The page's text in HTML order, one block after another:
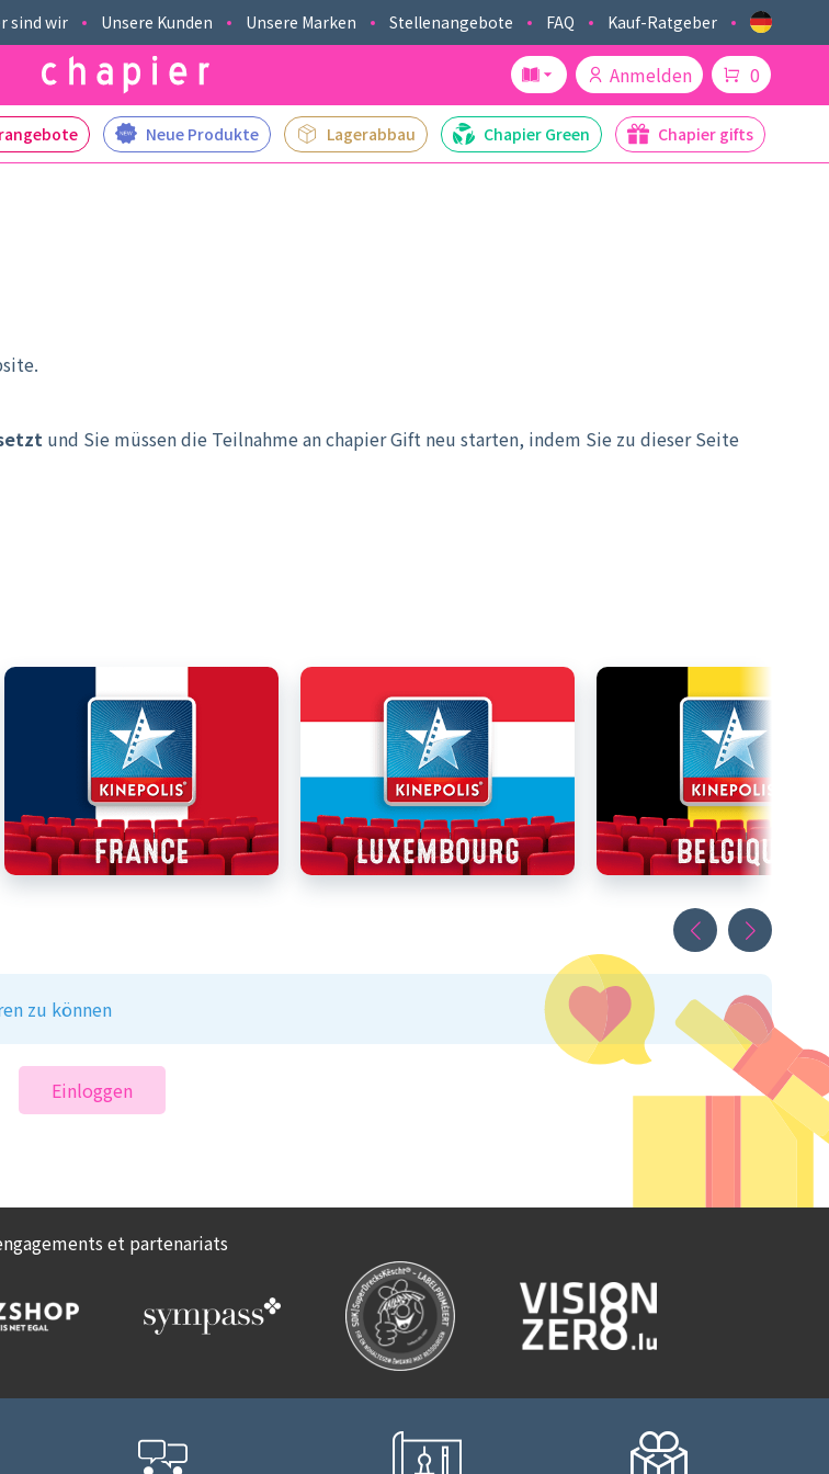
sind wir Unsere Kunden Unsere Marken Stellenangebote FAQ Kauf-Ratgeber
Anmelden 0
Neue Produkte Lagerabbau Chapier Green Chapier gifts
und Sie müssen die Teilnahme an chapier Gift neu starten, indem Sie zu dieser Seite
zu können
Einloggen
et partenariats